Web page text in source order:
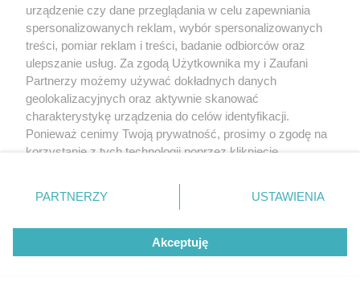
Bramkarz Necaxy
przechytrzył Roberta
Lewandowskiego. W sieci
urządzenie czy dane przeglądania w celu zapewniania
spersonalizowanych reklam, wybór spersonalizowanych
treści, pomiar reklam i treści, badanie odbiorców oraz
ulepszanie usług. Za zgodą Użytkownika my i Zaufani
Partnerzy możemy używać dokładnych danych
geolokalizacyjnych oraz aktywnie skanować
charakterystykę urządzenia do celów identyfikacji.
Ponieważ cenimy Twoją prywatność, prosimy o zgodę na
korzystanie z tych technologii poprzez kliknięcie
zmienić/wycofać klikając przycisk ustawień prywatności
znajdujący się w lewym dolnym rogu strony
rodzaje przetwarzania danych nie wymagają zgody
użytkownika, ale masz prawo sprzeciwić się takiemu
przetwarzaniu. Preferencje będą miały zastosowanie tylko
PARTNERZY USTAWIENIA
Akceptuję